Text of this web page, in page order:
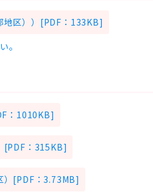
地区））[PDF：133KB]
。
：1010KB]
[PDF：315KB]
）[PDF：3.73MB]